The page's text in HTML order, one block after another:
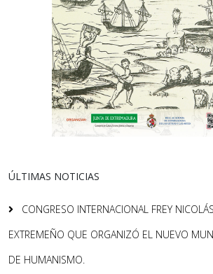
ÚLTIMAS NOTICIAS
CONGRESO INTERNACIONAL FREY
EXTREMEÑO QUE ORGANIZÓ EL NUEVO
DE HUMANISMO.